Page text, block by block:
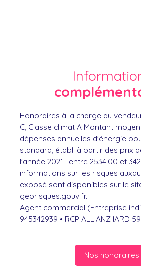
Honoraires à la charge du
C, Classe climat A Montant
dépenses annuelles d'énergie
standard, établi à partir des prix
l'année 2021 : entre 2534.00 et
informations sur les risques
exposé sont disponibles sur le
georisques.gouv.fr.
Agent commercial (Entreprise
945342939 • RCP ALLIANZ IARD
Nos honoraires